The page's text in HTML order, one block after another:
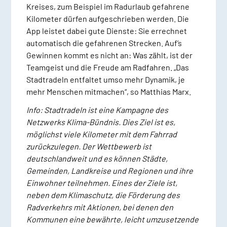
Kreises, zum Beispiel im Radurlaub gefahrene
Kilometer dürfen aufgeschrieben werden. Die
App leistet dabei gute Dienste: Sie errechnet
automatisch die gefahrenen Strecken. Auf’s
Gewinnen kommt es nicht an: Was zählt, ist der
Teamgeist und die Freude am Radfahren. „Das
Stadtradeln entfaltet umso mehr Dynamik, je
mehr Menschen mitmachen“, so Matthias Marx.
Info: Stadtradeln ist eine Kampagne des
Netzwerks Klima-Bündnis. Dies Ziel ist es,
möglichst viele Kilometer mit dem Fahrrad
zurückzulegen. Der Wettbewerb ist
deutschlandweit und es können Städte,
Gemeinden, Landkreise und Regionen und ihre
Einwohner teilnehmen. Eines der Ziele ist,
neben dem Klimaschutz, die Förderung des
Radverkehrs mit Aktionen, bei denen den
Kommunen eine bewährte, leicht umzusetzende